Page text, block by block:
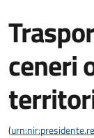
ceneri
(